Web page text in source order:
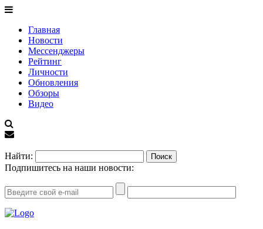
Главная
Новости
Мессенджеры
Рейтинг
Личности
Обновления
Обзоры
Видео
Найти:
Подпишитесь на наши новости: